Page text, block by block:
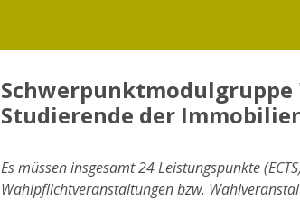
Studierende der
Es müssen insgesamt 24 Leistungspunkte
Wahlpflichtveranstaltungen bzw.